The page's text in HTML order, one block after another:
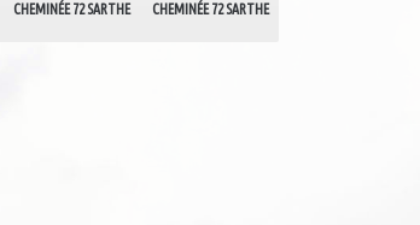
CHEMINÉE 72 SARTHE
CHEMINÉE 72 SARTHE